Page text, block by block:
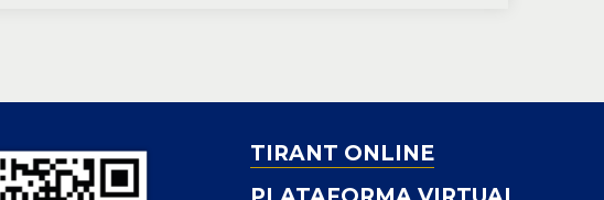
TIRANT ONLINE